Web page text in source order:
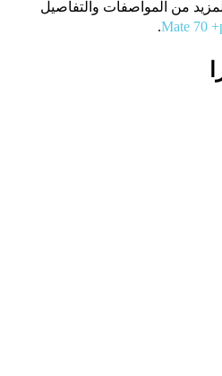
من المواصفات والتفاصيل
.